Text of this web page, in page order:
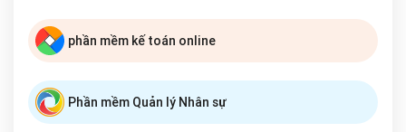
phần mềm kế toán online
Phần mềm Quản lý Nhân sự